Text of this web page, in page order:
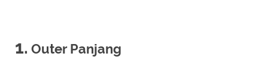
1. Outer Panjang